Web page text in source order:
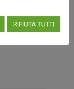
RIFIUTA TUTTI